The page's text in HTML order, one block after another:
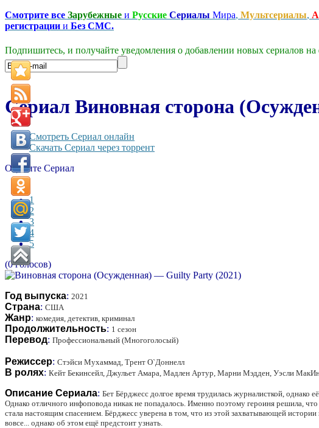
Смотрите все Зарубежные и Русские Сериалы Мира, Мультсериалы,
регистрации и Без СМС.
Подпишитесь, и получайте уведомления о добавлении новых сериалов на
Сериал Виновная сторона
Смотреть Сериал онлайн
Скачать Сериал через торрент
Оцените Сериал
1
2
3
4
5
(0 голосов)
Год выпуска: 2021
Страна: США
Жанр: комедия, детектив, криминал
Продолжительность: 1 сезон
Перевод: Профессиональный (Многоголосый)
Режиссер: Стэйси Мухаммад, Трент О`Доннелл
В ролях: Кейт Бекинсейл, Джульет Амара, Мадлен Артур, Марни Мэдден, Уэсли
Описание Сериала: Бет Бёрджесс долгое время трудилась журналисткой, однако
Однако отличного инфоповода никак не попадалось. Именно поэтому героиня решила,
стала настоящим спасением. Бёрджесс уверена в том, что из этой захватывающей
вовсе... однако об этом ещё предстоит узнать.